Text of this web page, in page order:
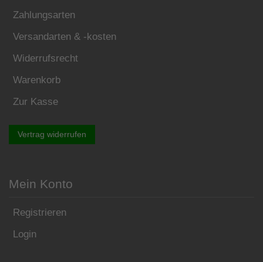
Zahlungsarten
Versandarten & -kosten
Widerrufsrecht
Warenkorb
Zur Kasse
Vertrag widerrufen
Mein Konto
Registrieren
Login